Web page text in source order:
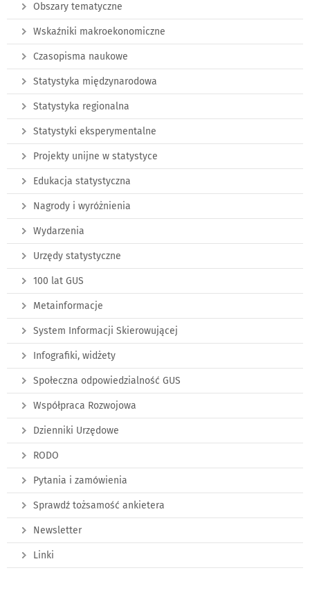
Obszary tematyczne
Wskaźniki makroekonomiczne
Czasopisma naukowe
Statystyka międzynarodowa
Statystyka regionalna
Statystyki eksperymentalne
Projekty unijne w statystyce
Edukacja statystyczna
Nagrody i wyróżnienia
Wydarzenia
Urzędy statystyczne
100 lat GUS
Metainformacje
System Informacji Skierowującej
Infografiki, widżety
Społeczna odpowiedzialność GUS
Współpraca Rozwojowa
Dzienniki Urzędowe
RODO
Pytania i zamówienia
Sprawdź tożsamość ankietera
Newsletter
Linki